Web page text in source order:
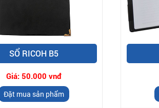
SỔ RICOH B5
Giá: 50.000 vnđ
Đặt mua sản phẩm